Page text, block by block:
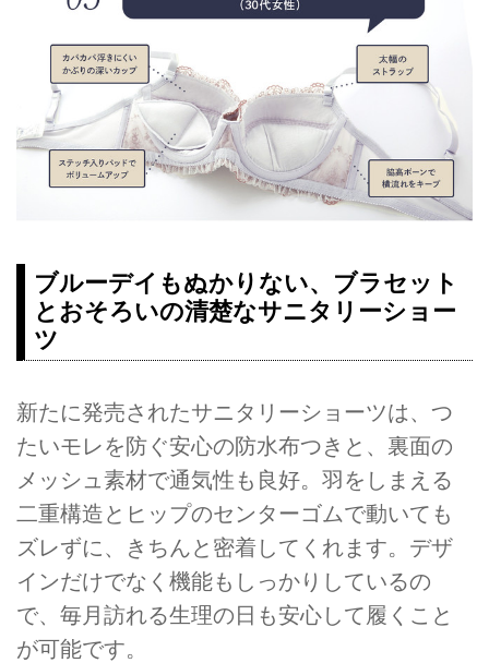
ブルーデイもぬかりない、ブラセット
とおそろいの清楚なサニタリーショー
ツ
新たに発売されたサニタリーショーツは、つ
たいモレを防ぐ安心の防水布つきと、裏面の
メッシュ素材で通気性も良好。羽をしまえる
二重構造とヒップのセンターゴムで動いても
ズレずに、きちんと密着してくれます。デザ
インだけでなく機能もしっかりしているの
で、毎月訪れる生理の日も安心して履くこと
が可能です。